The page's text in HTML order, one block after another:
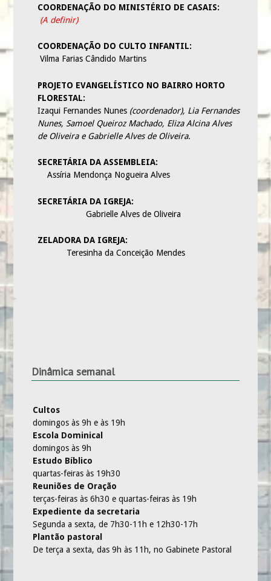
SAF – SOCIEDADE AUXILIAR FEMININA
UPH – UNIÃO PRESBITERIANA DE HOMENS
MINISTÉRIOS
MINISTÉRIO DE MÚSICA E LOUVOR
OUTROS
CONGREGAÇÕES
CONGREGAÇÃO BETEL
CONGREGAÇÃO MANANCIAL
COORDENAÇÃO DO MINISTÉRIO DE CASAIS:
(A definir)
COORDENAÇÃO DO CULTO INFANTIL:
Vilma Farias Cândido Martins
PROJETO EVANGELÍSTICO NO BAIRRO HORTO
FLORESTAL:
Izaqui Fernandes Nunes (coordenador), Lia Fernandes
Nunes, Samoel Queiroz Machado, Eliza Alcina Alves
de Oliveira e Gabrielle Alves de Oliveira.
SECRETÁRIA DA ASSEMBLEIA:
Assíria Mendonça Nogueira Alves
SECRETÁRIA DA IGREJA:
Gabrielle Alves de Oliveira
ZELADORA DA IGREJA:
Teresinha da Conceição Mendes
Dinâmica semanal
Cultos
domingos às 9h e às 19h
Escola Dominical
domingos às 9h
Estudo Bíblico
quartas-feiras às 19h30
Reuniões de Oração
terças-feiras às 6h30 e quartas-feiras às 19h
Expediente da secretaria
Segunda a sexta, de 7h30-11h e 12h30-17h
Plantão pastoral
De terça a sexta, das 9h às 11h, no Gabinete Pastoral